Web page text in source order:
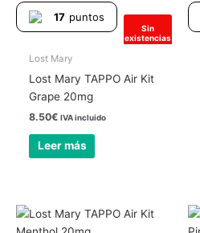
Sin
existencias
17 puntos
Lost Mary
Lost Mary TAPPO Air Kit
Grape 20mg
8.50€ IVA incluido
Leer más